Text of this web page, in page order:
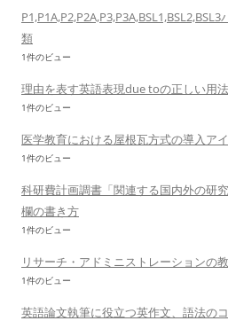
類
1件のビュー
理由を表す英語表現due toの正しい用法
1件のビュー
医学教育における屋根瓦方式の導入ア
1件のビュー
科研費計画調書「関連する国内外の研
欄の書き方
1件のビュー
リサーチ・アドミニストレーションの
1件のビュー
英語論文執筆に役立つ英作文、語法の